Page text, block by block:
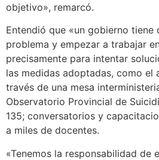
objetivo», remarcó.
Entendió que «un gobierno tiene
problema y empezar a trabajar
precisamente para intentar
las medidas adoptadas, como el
través de una mesa
Observatorio Provincial de
135; conversatorios y
a miles de docentes.
«Tenemos la responsabilidad de